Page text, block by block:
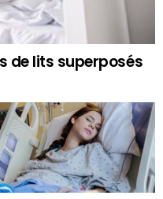
de lits superposés